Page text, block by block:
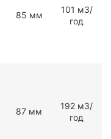
85 мм
101 мЗ/
год
87 мм
192 мЗ/
год